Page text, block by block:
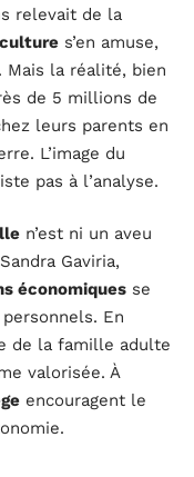
relevait de la
s’en amuse,
Mais la réalité, bien
de 5 millions de
leurs parents en
L’image du
pas à l’analyse.
n’est ni un aveu
Gaviria,
économiques se
En
de la famille adulte
valorisée. À
encouragent le